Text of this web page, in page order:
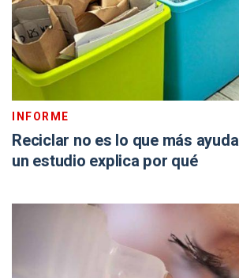
INFORME
Reciclar no es lo que más
un estudio explica por qué